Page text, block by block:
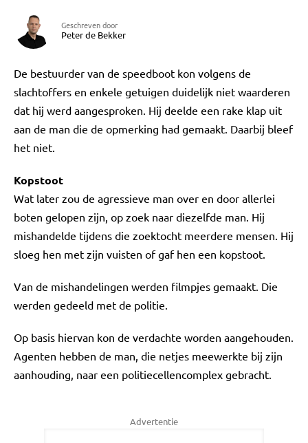
Geschreven door
Peter de Bekker
De bestuurder van de speedboot kon volgens de
slachtoffers en enkele getuigen duidelijk niet waarderen
dat hij werd aangesproken. Hij deelde een rake klap uit
aan de man die de opmerking had gemaakt. Daarbij bleef
het niet.
Kopstoot
Wat later zou de agressieve man over en door allerlei
boten gelopen zijn, op zoek naar diezelfde man. Hij
mishandelde tijdens die zoektocht meerdere mensen. Hij
sloeg hen met zijn vuisten of gaf hen een kopstoot.
Van de mishandelingen werden filmpjes gemaakt. Die
werden gedeeld met de politie.
Op basis hiervan kon de verdachte worden aangehouden.
Agenten hebben de man, die netjes meewerkte bij zijn
aanhouding, naar een politiecellencomplex gebracht.
Advertentie